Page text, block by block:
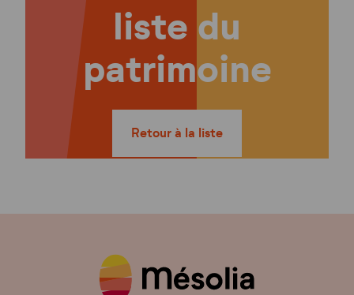
liste du
patrimoine
Retour à la liste